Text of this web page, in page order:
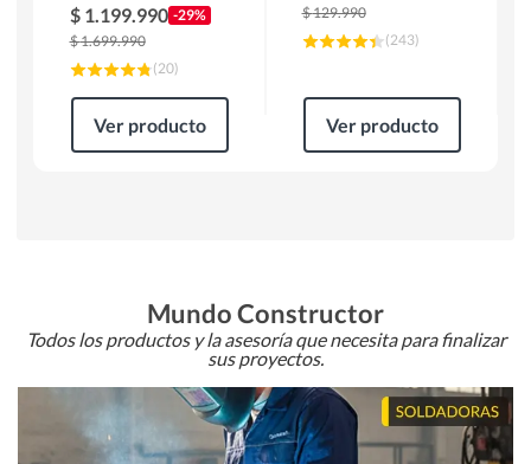
$ 1.199.990 -29%
$1.699.990
(20)
Ver producto
$129.990
(243)
Ver producto
Mundo Constructor
Todos los productos y la asesoría que necesita para finalizar
sus proyectos.